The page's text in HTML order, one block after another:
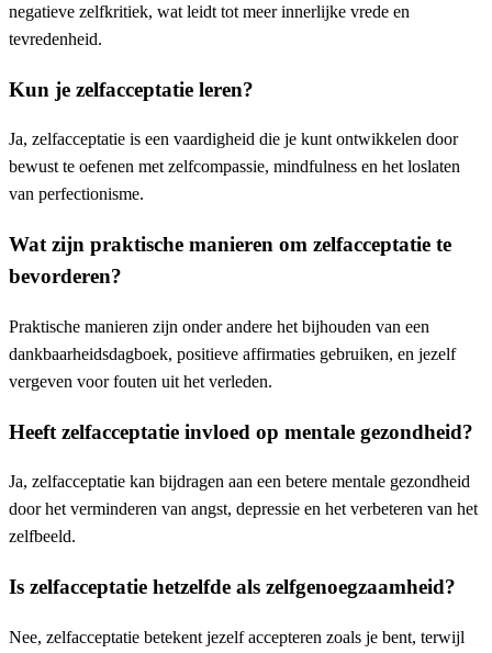
negatieve zelfkritiek, wat leidt tot meer innerlijke vrede en
tevredenheid.
Kun je zelfacceptatie leren?
Ja, zelfacceptatie is een vaardigheid die je kunt ontwikkelen door
bewust te oefenen met zelfcompassie, mindfulness en het loslaten
van perfectionisme.
Wat zijn praktische manieren om zelfacceptatie te
bevorderen?
Praktische manieren zijn onder andere het bijhouden van een
dankbaarheidsdagboek, positieve affirmaties gebruiken, en jezelf
vergeven voor fouten uit het verleden.
Heeft zelfacceptatie invloed op mentale gezondheid?
Ja, zelfacceptatie kan bijdragen aan een betere mentale gezondheid
door het verminderen van angst, depressie en het verbeteren van het
zelfbeeld.
Is zelfacceptatie hetzelfde als zelfgenoegzaamheid?
Nee, zelfacceptatie betekent jezelf accepteren zoals je bent, terwijl